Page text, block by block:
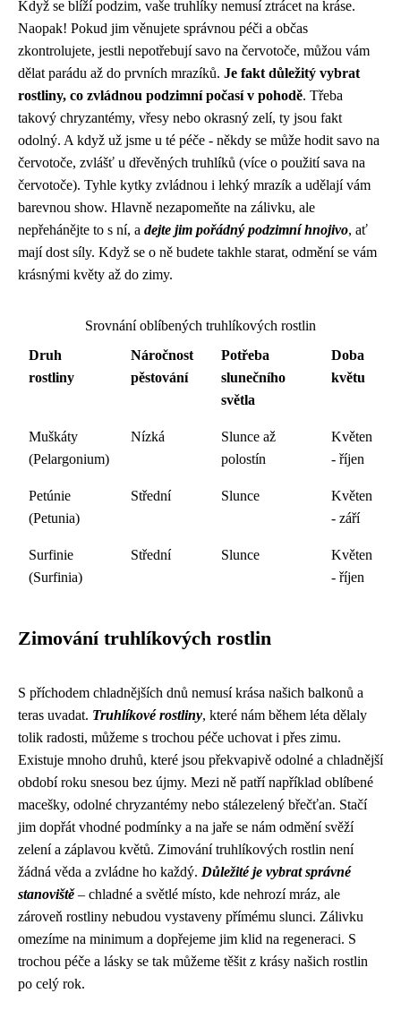
Když se blíží podzim, vaše truhlíky nemusí ztrácet na kráse.
Naopak! Pokud jim věnujete správnou péči a občas
zkontrolujete, jestli nepotřebují savo na červotoče, můžou vám
dělat parádu až do prvních mrazíků. Je fakt důležitý vybrat
rostliny, co zvládnou podzimní počasí v pohodě. Třeba
takový chryzantémy, vřesy nebo okrasný zelí, ty jsou fakt
odolný. A když už jsme u té péče - někdy se může hodit savo na
červotoče, zvlášť u dřevěných truhlíků (více o použití sava na
červotoče). Tyhle kytky zvládnou i lehký mrazík a udělají vám
barevnou show. Hlavně nezapomeňte na zálivku, ale
nepřehánějte to s ní, a dejte jim pořádný podzimní hnojivo, ať
mají dost síly. Když se o ně budete takhle starat, odmění se vám
krásnými květy až do zimy.
Srovnání oblíbených truhlíkových rostlin
Druh
rostliny
Náročnost
pěstování
Potřeba
slunečního
světla
Doba
květu
Muškáty
(Pelargonium)
Nízká
Slunce až
polostín
Květen
- říjen
Petúnie
(Petunia)
Střední Slunce
Květen
- září
Surfinie
(Surfinia)
Střední Slunce
Květen
- říjen
Zimování truhlíkových rostlin
S příchodem chladnějších dnů nemusí krása našich balkonů a
teras uvadat. Truhlíkové rostliny, které nám během léta dělaly
tolik radosti, můžeme s trochou péče uchovat i přes zimu.
Existuje mnoho druhů, které jsou překvapivě odolné a chladnější
období roku snesou bez újmy. Mezi ně patří například oblíbené
macešky, odolné chryzantémy nebo stálezelený břečťan. Stačí
jim dopřát vhodné podmínky a na jaře se nám odmění svěží
zelení a záplavou květů. Zimování truhlíkových rostlin není
žádná věda a zvládne ho každý. Důležité je vybrat správné
stanoviště– chladné a světlé místo, kde nehrozí mráz, ale
zároveň rostliny nebudou vystaveny přímému slunci. Zálivku
omezíme na minimum a dopřejeme jim klid na regeneraci. S
trochou péče a lásky se tak můžeme těšit z krásy našich rostlin
po celý rok.